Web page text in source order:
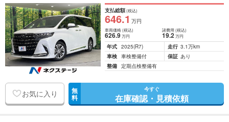
支払総額(税込)
646.1 万円
車両価格(税込)
626.9万円
諸費用 (税込)
19.2 万円
年式 2025(R7) 走行 3.1万km
車検 車検整備付 保証 あり
整備 定期点検整備有
お気に入り 無
料
今すぐ
在庫確認・見積依頼